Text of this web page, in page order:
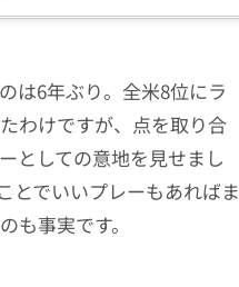
は6年ぶり。全米8位にラ
わけですが、点を取り合
としての意地を見せまし
とでいいプレーもあればま
も事実です。